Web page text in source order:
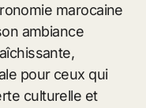
marocaine
ambiance
pour ceux qui
culturelle et